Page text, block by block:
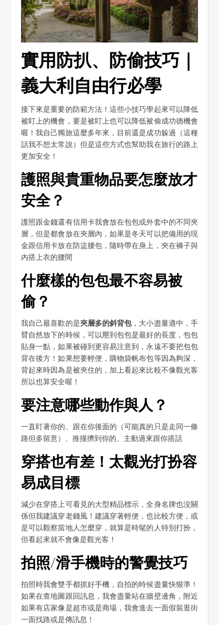
實用防扒、防偷技巧｜
義大利自由行必學
接下來是重要的防範方法！這些小技巧學起來可以降低
被盯上的機會，要是被盯上也可以降低被偷成功德機會
喔！我自己獨旅這麼多年來，目前還是成功躲過（這種
話我不想太常說）但是這些方式也幫助我在旅行的路上
更加安全！
護照與貴重物品要怎麼放才
安全？
護照跟金錢還有信用卡我會放在包包或外套中的不同夾
層，但是都會放在夾層內，如果是冬天可以把備用的現
金跟信用卡放在防盜腰包，隨時帶在身上，夾在褲子與
內搭上衣的腰間
什麼樣的包包最不容易被
偷？
我自己最喜歡的是夾層多的斜背包，大小盡量適中，手
臂自然放下的時候，可以壓到包包是最好的長度，包包
貼身一點，如果被碰到更容易注意到，永遠不要把包包
背在後方！如果想要輕便，購物袋帆布包等因為夠深，
背起來時因為是被夾住的，加上看起來比較不像觀光客
所以也算安全喔！
要注意哪些動作與人？
一直盯著你的、跟在你後面的（可能真的只是走同一條
路但多留意）、推撞擠到你的、主動過來跟你搭話
穿搭也有差！太觀光打扮容
易成目標
減少在穿搭上可看見的大型精品標示，全身名牌也沒關
係但我建議穿老錢風！建議穿著輕便，也比較方便，或
是可以觀察當地人怎麼穿，就算是時髦的人特別打扮，
但看起來就不會像是觀光客！
拍照/滑手機時的警覺技巧
拍照時我會雙手都抓好手機，自拍的時候盡量快狠準！
如果在查地圖跟回訊息，我會盡量站在牆壁邊角，附近
如果有店家像是超市或是商場，我會進去一面假裝逛街
一面找路或是傳訊息！